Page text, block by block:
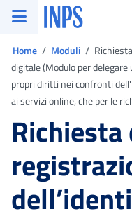
Vai al menu principale
Vai al contenuto principale
Vai al pie' di pagina
INPS ()
Home Moduli
digitale (Modulo per
propri diritti nei confronti
ai servizi online, che per le
Richiesta